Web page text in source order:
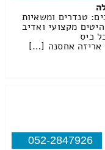
טנדרים ומשאיות
מקצועי ואדיב
כיס
אריזה אחסנה […]
052-2847926